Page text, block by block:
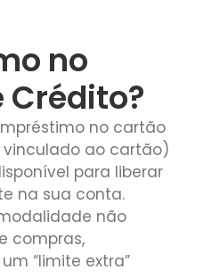
no
Crédito?
no cartão
ao cartão)
para liberar
na sua conta.
não
compras,
“limite extra”